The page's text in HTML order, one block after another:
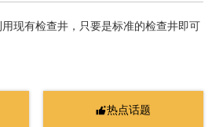
现有检查井，只要是标准的检查井即可
热点话题